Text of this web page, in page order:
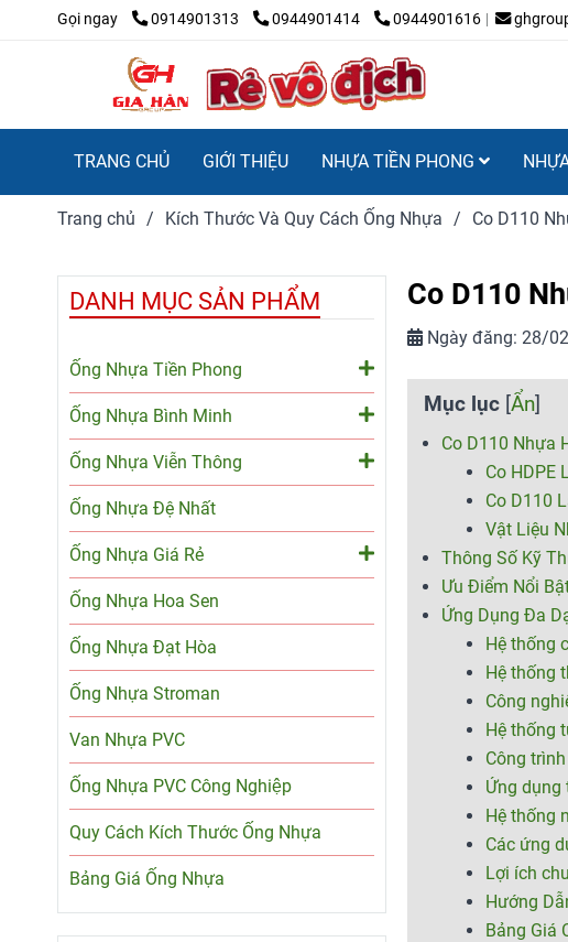
Gọi ngay 0914901313 0944901414 0944901616
TRANG CHỦ GIỚI THIỆU NHỰA TIỀN PHONG
Trang chủ / Kích Thước Và Quy Cách Ống Nhựa / Co D110
Co D110
Ngày đăng: 28/
Mục lục [Ẩn]
Co D110 Nhựa
Co HDPE
Co D110
Vật Liệu
Thông Số Kỹ
Ưu Điểm Nổi
Ứng Dụng Đa
Hệ thống
Hệ thống
Công
Hệ thống
Công
Ứng dụng
Hệ thống
Các ứng
Lợi ích
Hướng
Bảng Giá
DANH MỤC SẢN PHẨM
Ống Nhựa Tiền Phong
Ống Nhựa Bình Minh
Ống Nhựa Viễn Thông
Ống Nhựa Đệ Nhất
Ống Nhựa Giá Rẻ
Ống Nhựa Hoa Sen
Ống Nhựa Đạt Hòa
Ống Nhựa Stroman
Van Nhựa PVC
Ống Nhựa PVC Công Nghiệp
Quy Cách Kích Thước Ống Nhựa
Bảng Giá Ống Nhựa